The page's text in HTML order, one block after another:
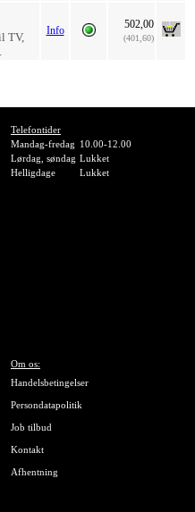
TV,
Info 502,00
(401,60)
Telefontider
Mandag-fredag 10.00-12.00
Lørdag, søndag Lukket
Helligdage
Lukket
Om os:
Handelsbetingelser
Persondatapolitik
Job tilbud
Kontakt
Afhentning